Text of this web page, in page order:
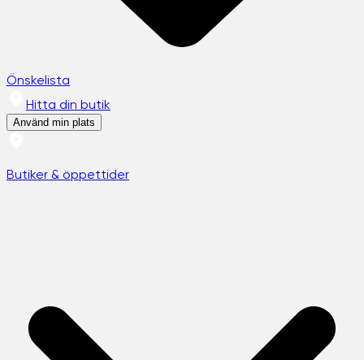
Önskelista
Hitta din butik
Använd min plats
Butiker & öppettider